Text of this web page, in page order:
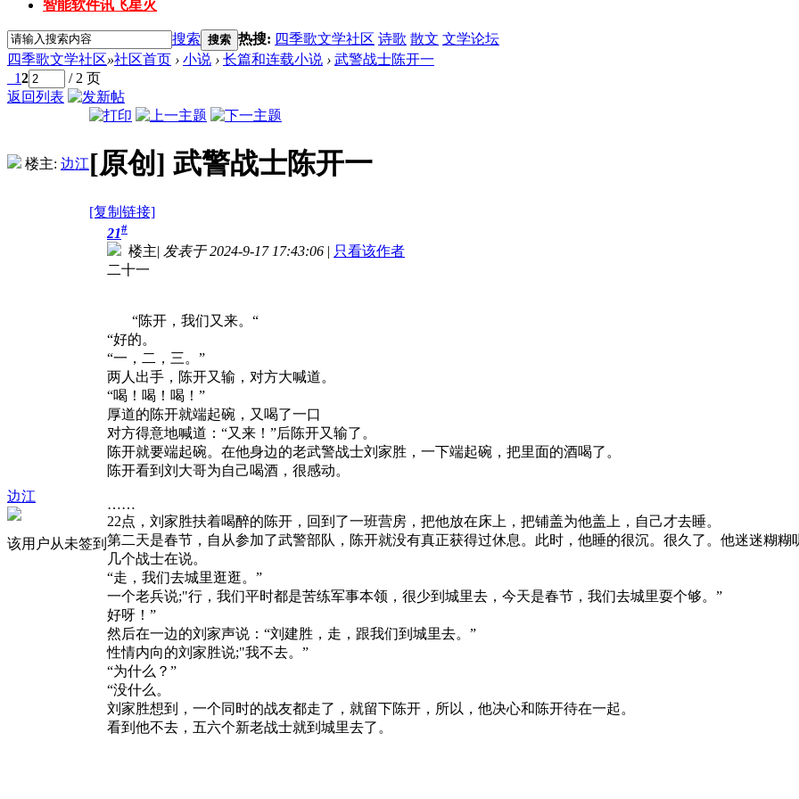
智能软件讯飞星火
搜索 搜索 热搜: 四季歌文学社区 诗歌 散文 文学论坛
四季歌文学社区»社区首页 › 小说 › 长篇和连载小说 › 武警战士陈开一
12
/ 2 页
返回列表
楼主: 边江[原创] 武警战士陈开一
[复制链接]
边江
该用户从未签到
21#
楼主| 发表于 2024-9-17 17:43:06 | 只看该作者
二十一
“陈开，我们又来。“
“好的。
“一，二，三。”
两人出手，陈开又输，对方大喊道。
“喝！喝！喝！”
厚道的陈开就端起碗，又喝了一口
对方得意地喊道：“又来！”后陈开又输了。
陈开就要端起碗。在他身边的老武警战士刘家胜，一下端起碗，把里面的酒喝了。
陈开看到刘大哥为自己喝酒，很感动。
……
22点，刘家胜扶着喝醉的陈开，回到了一班营房，把他放在床上，把铺盖为他盖上，自己才去睡。
第二天是春节，自从参加了武警部队，陈开就没有真正获得过休息。此时，他睡的很沉。很久了。他迷迷糊糊
几个战士在说。
“走，我们去城里逛逛。”
一个老兵说;"行，我们平时都是苦练军事本领，很少到城里去，今天是春节，我们去城里耍个够。”
好呀！”
然后在一边的刘家声说：“刘建胜，走，跟我们到城里去。”
性情内向的刘家胜说;"我不去。”
“为什么？”
“没什么。
刘家胜想到，一个同时的战友都走了，就留下陈开，所以，他决心和陈开待在一起。
看到他不去，五六个新老战士就到城里去了。